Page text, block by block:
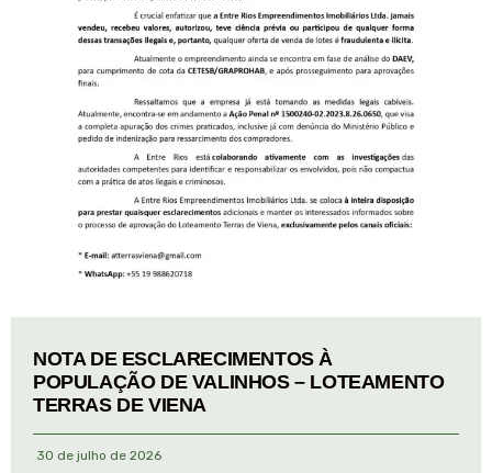
NOTA DE ESCLARECIMENTOS À
POPULAÇÃO DE VALINHOS – LOTEAMENTO
TERRAS DE VIENA
30 de julho de 2026